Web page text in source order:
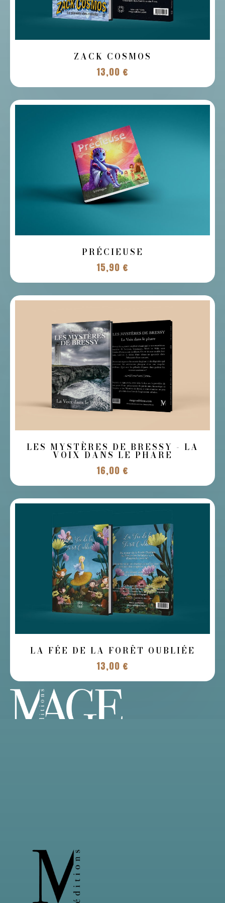
ZACK COSMOS
13,00 €
PRÉCIEUSE
15,90 €
LES MYSTÈRES DE BRESSY - LA
VOIX DANS LE PHARE
16,00 €
LA FÉE DE LA FORÊT OUBLIÉE
13,00 €